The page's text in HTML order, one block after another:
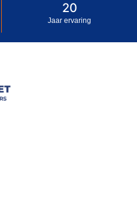
20
Jaar ervaring